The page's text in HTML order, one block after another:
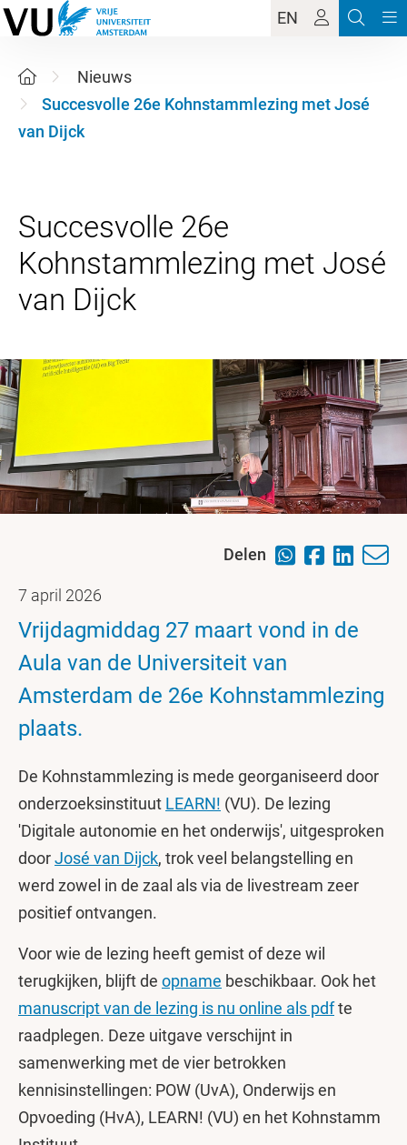
EN
Nieuws
Succesvolle 26e Kohnstammlezing met José
van Dijck
Succesvolle 26e
Kohnstammlezing met José
Delen
7 april 2026
Vrijdagmiddag 27 maart vond in de
Aula van de Universiteit van
Amsterdam de 26e Kohnstammlezing
plaats.
De Kohnstammlezing is mede georganiseerd door
onderzoeksinstituut LEARN! (VU). De lezing
'Digitale autonomie en het onderwijs', uitgesproken
doorJosé van Dijck, trok veel belangstelling en
werd zowel in de zaal als via de livestream zeer
positief ontvangen.
Voor wie de lezing heeft gemist of deze wil
terugkijken, blijft de opname beschikbaar. Ook het
manuscript van de lezing is nu online als pdfte
raadplegen. Deze uitgave verschijnt in
samenwerking met de vier betrokken
kennisinstellingen: POW (UvA), Onderwijs en
Opvoeding (HvA), LEARN! (VU) en het Kohnstamm